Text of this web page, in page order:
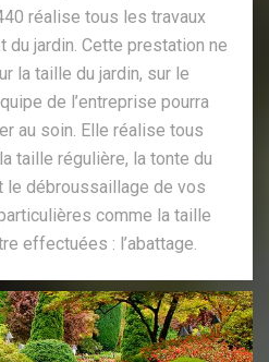
réalise tous les travaux
du jardin. Cette prestation ne
la taille du jardin, sur le
de l’entreprise pourra
au soin. Elle réalise tous
taille régulière, la tonte du
le débroussaillage de vos
comme la taille
effectuées : l’abattage.